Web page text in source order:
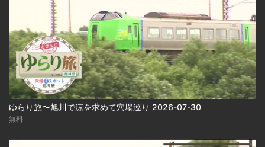
ゆらり旅〜旭川で涼を求めて穴場巡り 2026-07-30
無料